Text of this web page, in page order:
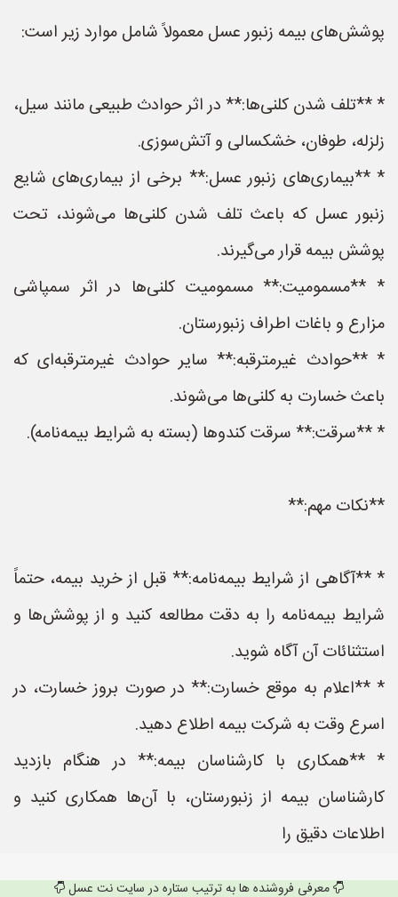
پوشش‌های بیمه زنبور عسل معمولاً شامل موارد زیر است:
* **تلف شدن کلنی‌ها:** در اثر حوادث طبیعی مانند سیل،
زلزله، طوفان، خشکسالی و آتش‌سوزی.
* **بیماری‌های زنبور عسل:** برخی از بیماری‌های شایع
زنبور عسل که باعث تلف شدن کلنی‌ها می‌شوند، تحت
پوشش بیمه قرار می‌گیرند.
* **مسمومیت:** مسمومیت کلنی‌ها در اثر سمپاشی
مزارع و باغات اطراف زنبورستان.
* **حوادث غیرمترقبه:** سایر حوادث غیرمترقبه‌ای که
باعث خسارت به کلنی‌ها می‌شوند.
* **سرقت:** سرقت کندوها (بسته به شرایط بیمه‌نامه).
**نکات مهم:**
* **آگاهی از شرایط بیمه‌نامه:** قبل از خرید بیمه، حتماً
شرایط بیمه‌نامه را به دقت مطالعه کنید و از پوشش‌ها و
استثنائات آن آگاه شوید.
* **اعلام به موقع خسارت:** در صورت بروز خسارت، در
اسرع وقت به شرکت بیمه اطلاع دهید.
* **همکاری با کارشناسان بیمه:** در هنگام بازدید
کارشناسان بیمه از زنبورستان، با آن‌ها همکاری کنید و
اطلاعات دقیق را
معرفی فروشنده ها به ترتیب ستاره در سایت نت عسل